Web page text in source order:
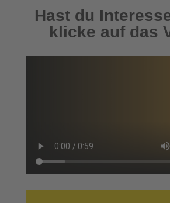
Hast du
klicke auf das